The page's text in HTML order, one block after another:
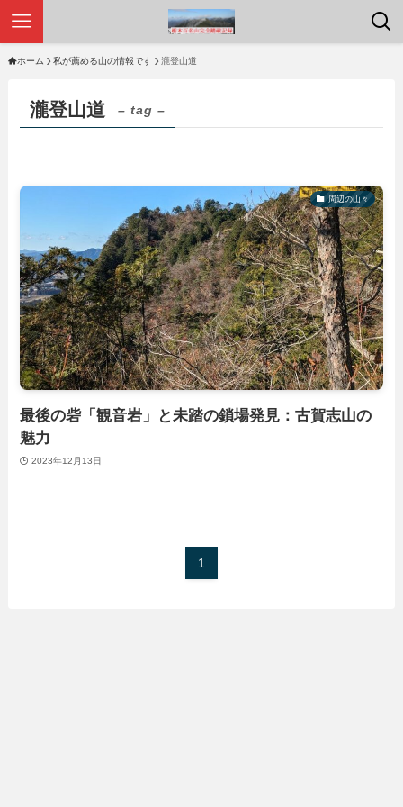
ホーム 私が薦める山の情報です 瀧登山道
瀧登山道 – tag –
周辺の山々
最後の砦「観音岩」と未踏の鎖場発見：古賀志山の
魅力
2023年12月13日
1